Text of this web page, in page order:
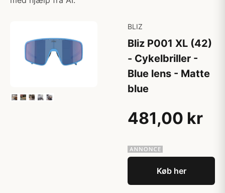
BLIZ
Bliz P001 XL (42)
- Cykelbriller -
Blue lens - Matte
blue
481,00 kr
Køb her